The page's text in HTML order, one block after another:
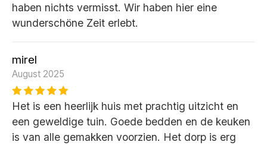
haben nichts vermisst. Wir haben hier eine
wunderschöne Zeit erlebt.
mirel
August 2025
Het is een heerlijk huis met prachtig uitzicht en
een geweldige tuin. Goede bedden en de keuken
is van alle gemakken voorzien. Het dorp is erg